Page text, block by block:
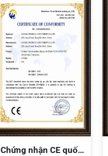
Chứng nhận CE quốc
XEM CHI